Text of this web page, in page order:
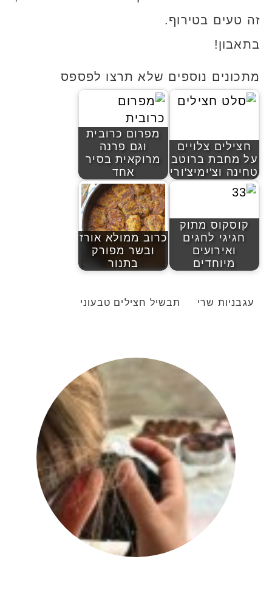
זה טעים בטירוף.
בתאבון!
מתכונים נוספים שלא תרצו לפספס
חצילים צלויים
על מחבת ברוטב
טחינה וצ'ימיצ'ורי
מפרום כרובית
וגם פרנה
מרוקאית בסיר
אחד
קוסקוס מתוק
חגיגי לחגים
ואירועים
מיוחדים
כרוב ממולא אורז
ובשר מפורק
בתנור
עגבניות שרי תבשיל חצילים טבעוני